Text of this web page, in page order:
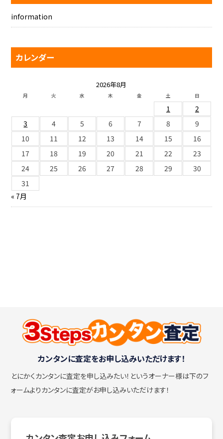
information
カレンダー
2026年8月
月 火 水 木 金 土 日
1
2
3
4 5 6 7 8
9
10
11 12 13 14 15
16
17
18 19 20 21 22
23
24
25 26 27 28 29
30
31
« 7月
カンタンに査定をお申し込みいただけます！
とにかくカンタンに査定を申し込みたい！ というオーナー様は下のフ
ォームよりカンタンに査定がお申し込みいただけます！